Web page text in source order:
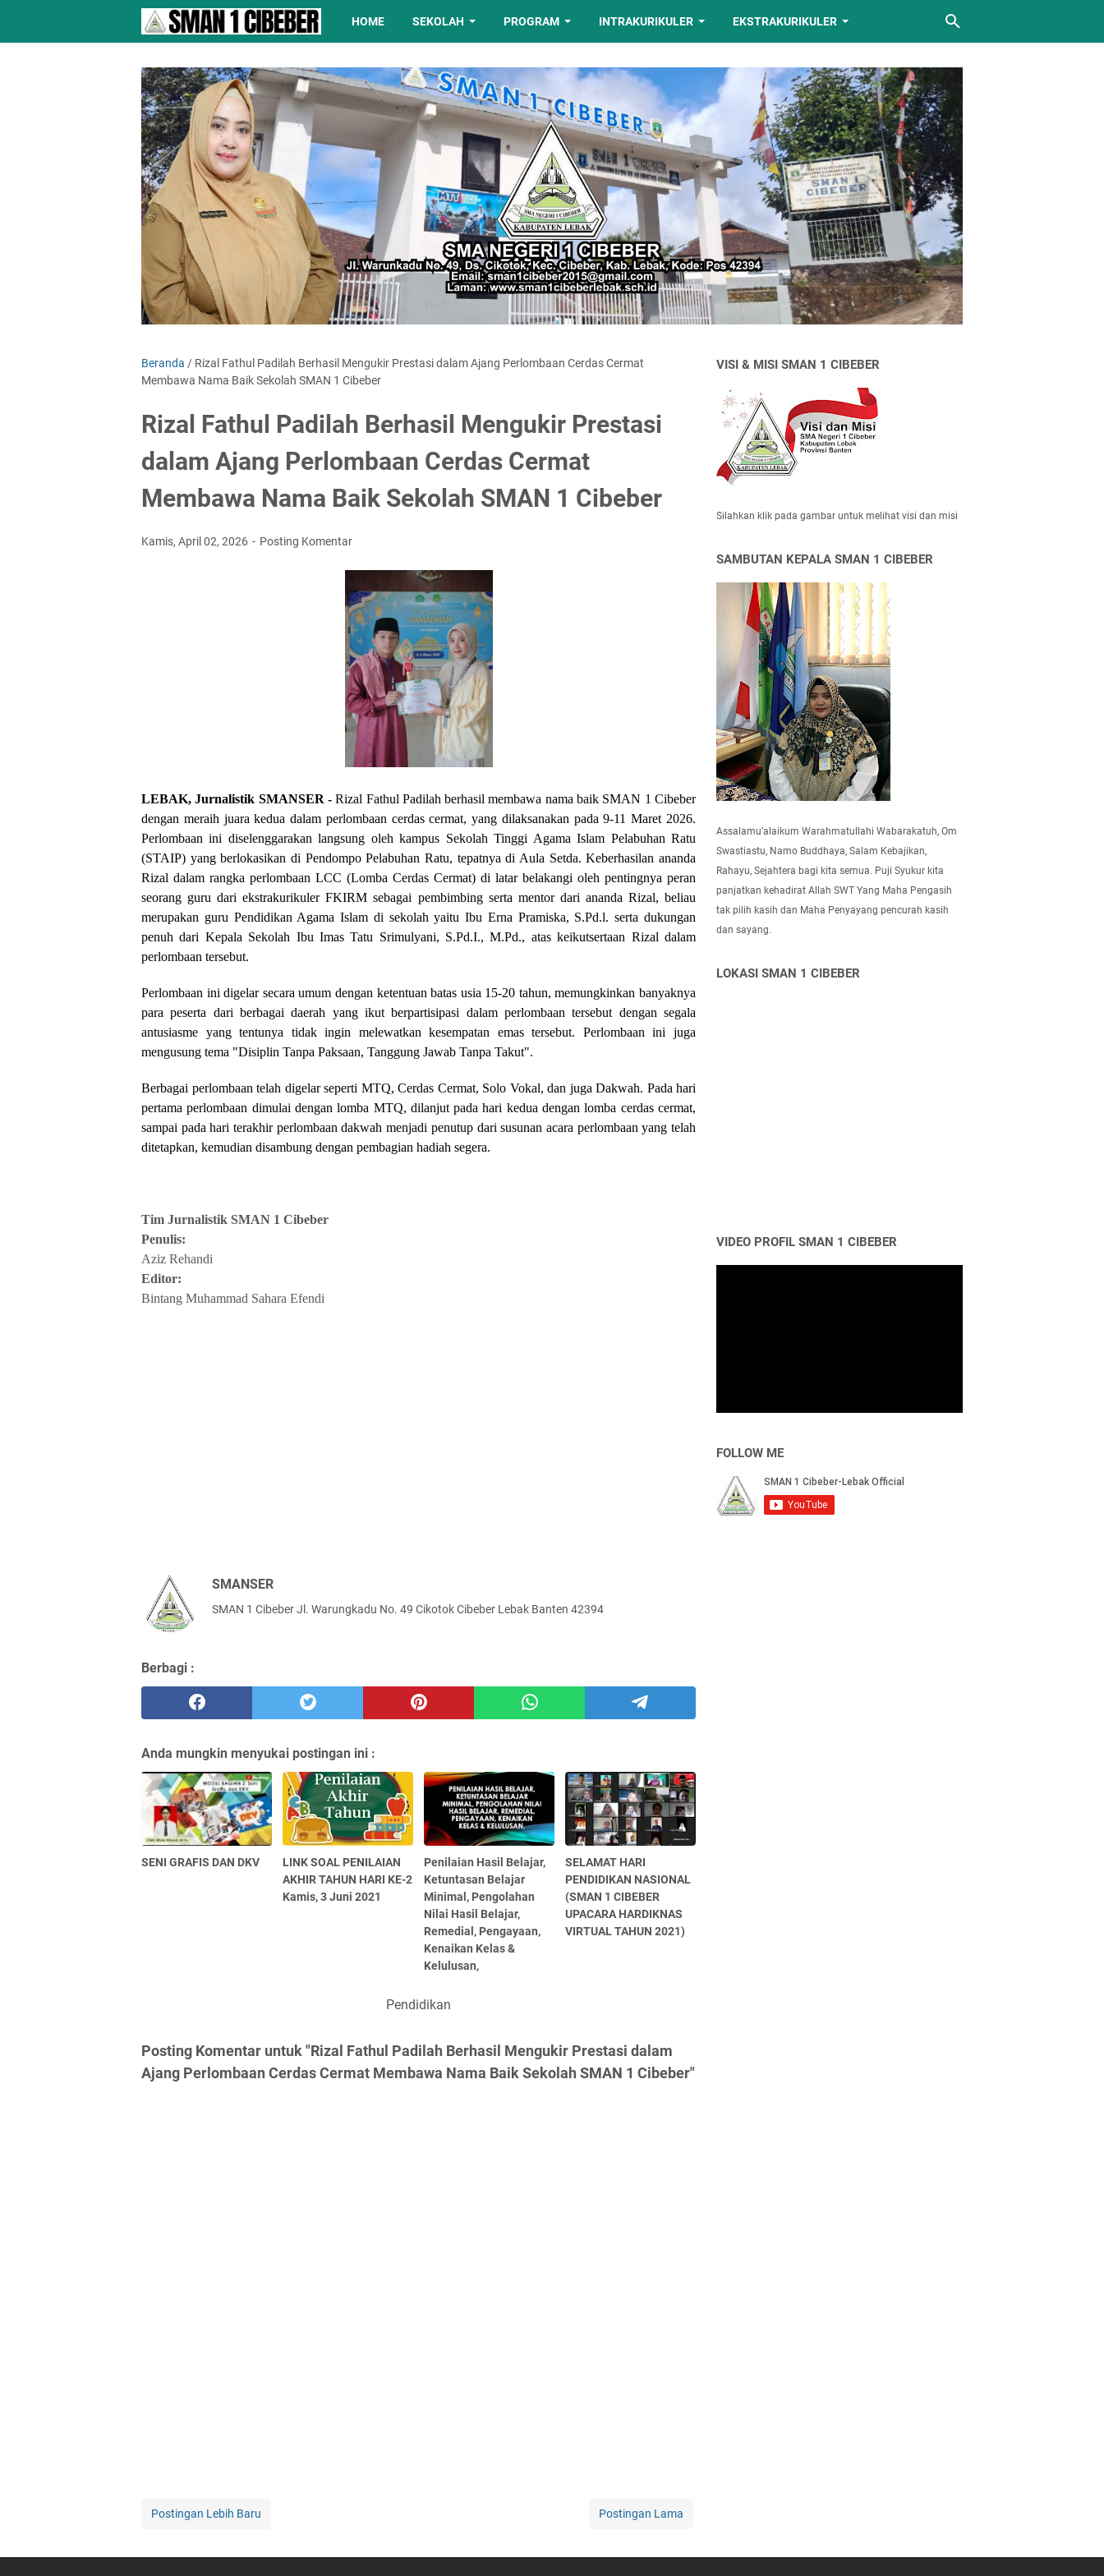
HOME SEKOLAH PROGRAM INTRAKURIKULER EKSTRAKURIKULER
Beranda / Rizal Fathul Padilah Berhasil Mengukir Prestasi dalam Ajang Perlombaan Cerdas Cermat
Membawa Nama Baik Sekolah SMAN 1 Cibeber
Rizal Fathul Padilah Berhasil Mengukir Prestasi
dalam Ajang Perlombaan Cerdas Cermat
Membawa Nama Baik Sekolah SMAN 1 Cibeber
Kamis, April 02, 2026 Posting Komentar
LEBAK, Jurnalistik SMANSER -Rizal Fathul Padilah berhasil membawa nama baik SMAN 1 Cibeber
dengan meraih juara kedua dalam perlombaan cerdas cermat, yang dilaksanakan pada 9-11 Maret 2026.
Perlombaan ini diselenggarakan langsung oleh kampus Sekolah Tinggi Agama Islam Pelabuhan Ratu
(STAIP) yang berlokasikan di Pendompo Pelabuhan Ratu, tepatnya di Aula Setda. Keberhasilan ananda
Rizal dalam rangka perlombaan LCC (Lomba Cerdas Cermat) di latar belakangi oleh pentingnya peran
seorang guru dari ekstrakurikuler FKIRM sebagai pembimbing serta mentor dari ananda Rizal, beliau
merupakan guru Pendidikan Agama Islam di sekolah yaitu Ibu Erna Pramiska, S.Pd.l. serta dukungan
penuh dari Kepala Sekolah Ibu Imas Tatu Srimulyani, S.Pd.I., M.Pd., atas keikutsertaan Rizal dalam
perlombaan tersebut.
Perlombaan ini digelar secara umum dengan ketentuan batas usia 15-20 tahun, memungkinkan banyaknya
para peserta dari berbagai daerah yang ikut berpartisipasi dalam perlombaan tersebut dengan segala
antusiasme yang tentunya tidak ingin melewatkan kesempatan emas tersebut. Perlombaan ini juga
mengusung tema "Disiplin Tanpa Paksaan, Tanggung Jawab Tanpa Takut".
Berbagai perlombaan telah digelar seperti MTQ, Cerdas Cermat, Solo Vokal, dan juga Dakwah. Pada hari
pertama perlombaan dimulai dengan lomba MTQ, dilanjut pada hari kedua dengan lomba cerdas cermat,
sampai pada hari terakhir perlombaan dakwah menjadi penutup dari susunan acara perlombaan yang telah
ditetapkan, kemudian disambung dengan pembagian hadiah segera.
Tim Jurnalistik SMAN 1 Cibeber
Penulis:
Aziz Rehandi
Editor:
Bintang Muhammad Sahara Efendi
SMANSER
SMAN 1 Cibeber Jl. Warungkadu No. 49 Cikotok Cibeber Lebak Banten 42394
Berbagi :
Anda mungkin menyukai postingan ini :
SENI GRAFIS DAN DKV
LINK SOAL PENILAIAN
AKHIR TAHUN HARI KE-2
Kamis, 3 Juni 2021
Penilaian Hasil Belajar,
Ketuntasan Belajar
Minimal, Pengolahan
Nilai Hasil Belajar,
Remedial, Pengayaan,
Kenaikan Kelas &
Kelulusan,
SELAMAT HARI
PENDIDIKAN NASIONAL
(SMAN 1 CIBEBER
UPACARA HARDIKNAS
VIRTUAL TAHUN 2021)
Pendidikan
Posting Komentar untuk "Rizal Fathul Padilah Berhasil Mengukir Prestasi dalam
Ajang Perlombaan Cerdas Cermat Membawa Nama Baik Sekolah SMAN 1 Cibeber"
Postingan Lebih Baru Postingan Lama
VISI & MISI SMAN 1 CIBEBER
Silahkan klik pada gambar untuk melihat visi dan misi
SAMBUTAN KEPALA SMAN 1 CIBEBER
Assalamu’alaikum Warahmatullahi Wabarakatuh, Om
Swastiastu, Namo Buddhaya, Salam Kebajikan,
Rahayu, Sejahtera bagi kita semua. Puji Syukur kita
panjatkan kehadirat Allah SWT Yang Maha Pengasih
tak pilih kasih dan Maha Penyayang pencurah kasih
dan sayang.
LOKASI SMAN 1 CIBEBER
VIDEO PROFIL SMAN 1 CIBEBER
FOLLOW ME